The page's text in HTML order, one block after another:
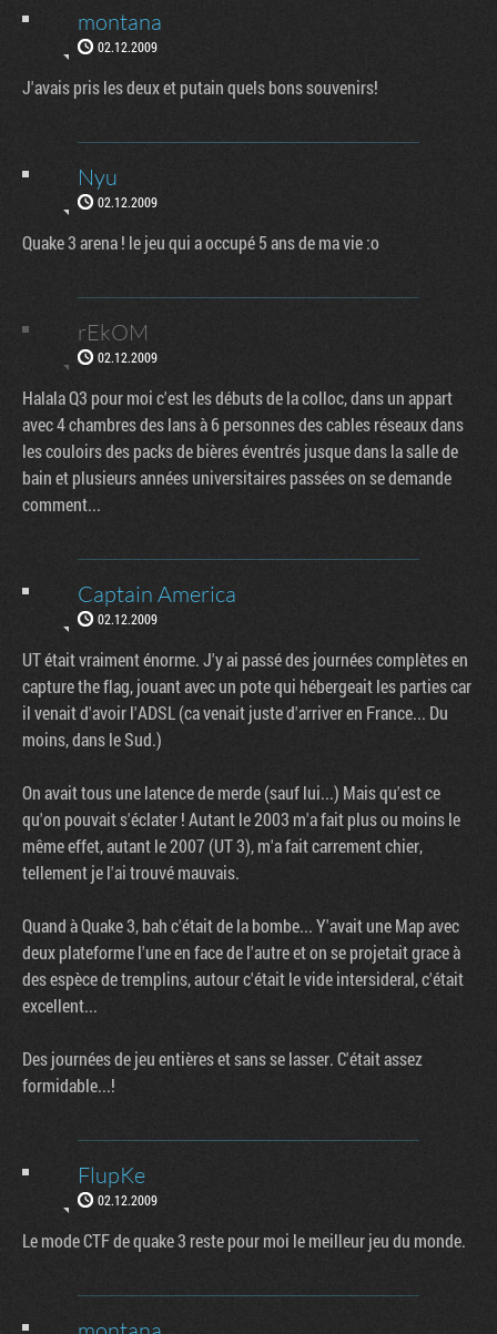
montana
02.12.2009
J'avais pris les deux et putain quels bons souvenirs!
Nyu
02.12.2009
Quake 3 arena ! le jeu qui a occupé 5 ans de ma vie :o
rEkOM
02.12.2009
Halala Q3 pour moi c'est les débuts de la colloc, dans un appart
avec 4 chambres des lans à 6 personnes des cables réseaux dans
les couloirs des packs de bières éventrés jusque dans la salle de
bain et plusieurs années universitaires passées on se demande
comment...
Captain America
02.12.2009
UT était vraiment énorme. J'y ai passé des journées complètes en
capture the flag, jouant avec un pote qui hébergeait les parties car
il venait d'avoir l'ADSL (ca venait juste d'arriver en France... Du
moins, dans le Sud.)
On avait tous une latence de merde (sauf lui...) Mais qu'est ce
qu'on pouvait s'éclater ! Autant le 2003 m'a fait plus ou moins le
même effet, autant le 2007 (UT 3), m'a fait carrement chier,
tellement je l'ai trouvé mauvais.
Quand à Quake 3, bah c'était de la bombe... Y'avait une Map avec
deux plateforme l'une en face de l'autre et on se projetait grace à
des espèce de tremplins, autour c'était le vide intersideral, c'était
excellent...
Des journées de jeu entières et sans se lasser. C'était assez
formidable...!
FlupKe
02.12.2009
Le mode CTF de quake 3 reste pour moi le meilleur jeu du monde.